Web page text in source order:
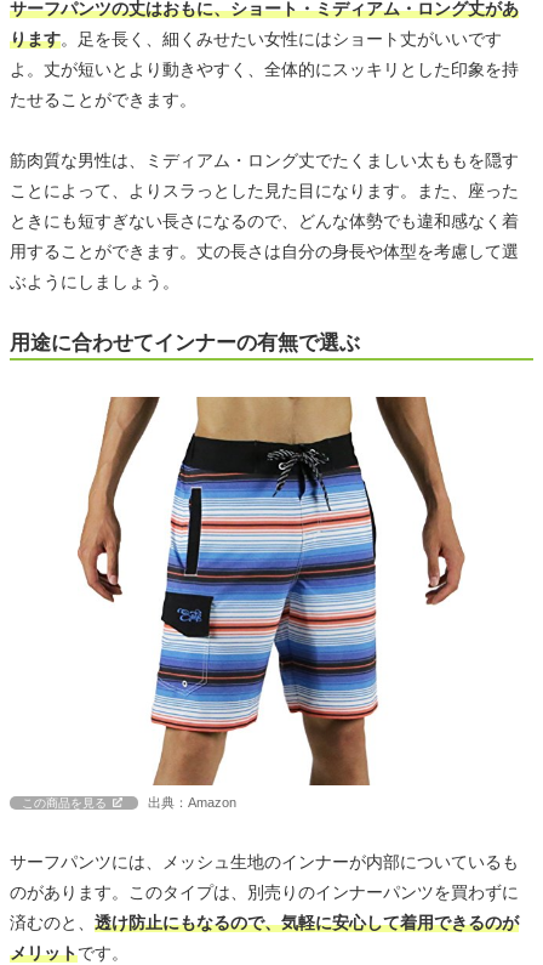
サーフパンツの丈はおもに、ショート・ミディアム・ロング丈があ
ります。足を長く、細くみせたい女性にはショート丈がいいです
よ。丈が短いとより動きやすく、全体的にスッキリとした印象を持
たせることができます。
筋肉質な男性は、ミディアム・ロング丈でたくましい太ももを隠す
ことによって、よりスラっとした見た目になります。また、座った
ときにも短すぎない長さになるので、どんな体勢でも違和感なく着
用することができます。丈の長さは自分の身長や体型を考慮して選
ぶようにしましょう。
用途に合わせてインナーの有無で選ぶ
この商品を見る 出典：Amazon
サーフパンツには、メッシュ生地のインナーが内部についているも
のがあります。このタイプは、別売りのインナーパンツを買わずに
済むのと、 透け防止にもなるので、気軽に安心して着用できるのが
メリットです。